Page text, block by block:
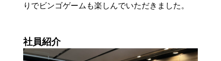
りでビンゴゲームも楽しんでいただきました。
社員紹介